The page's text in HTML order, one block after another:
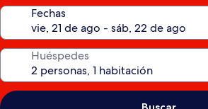
Fechas
Huéspedes